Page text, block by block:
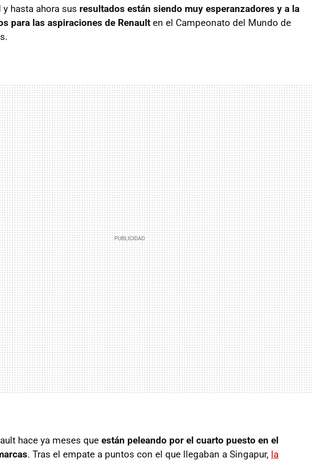
hasta ahora sus resultados están siendo muy esperanzadores y a la
para las aspiraciones de Renault en el Campeonato del Mundo de
hace ya meses que están peleando por el cuarto puesto en el
. Tras el empate a puntos con el que llegaban a Singapur, la